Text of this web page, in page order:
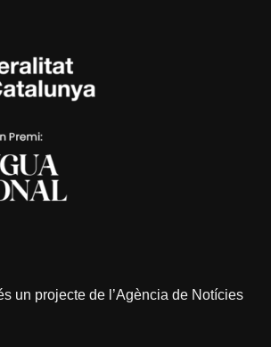
un projecte de l’Agència de Notícies